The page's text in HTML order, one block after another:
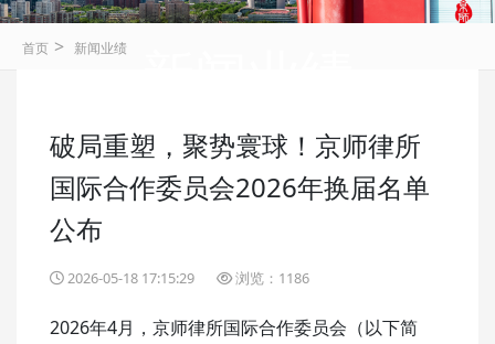
官方 咨询热线：4001-666-001
首页 > 新闻业绩
破局重塑，聚势寰球！京师律所
国际合作委员会2026年换届名单
公布
2026-05-18 17:15:29 浏览：1186
2026年4月，京师律所国际合作委员会（以下简